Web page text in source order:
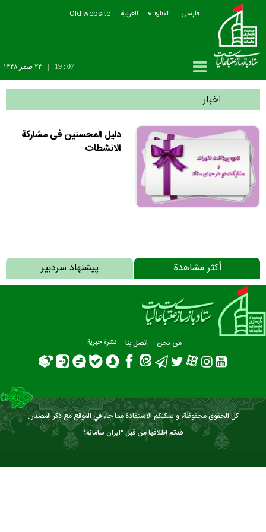
فارسی english العربیة Old website
۲۴ صفر ۱۴۴۸ 19 : 07
اخبار
دلیل المحسنین فی مشارکة
الانشطات
أکثر مشاهدة پیشنهاد سردبیر
من نحن اتصل بنا نشرة‌ خبریة
كل الحقوق محفوظة، و يمكنكم الاستفادة مما جاء في الموقع مع ذكر المصدر .
قدتم إطلاقها من قبل:"ایران سامانه"